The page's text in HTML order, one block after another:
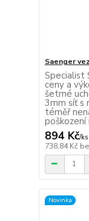
Saenger
Specialist
ceny a
šetrné
3mm síť s
téměř
poškození
894 Kč/ks
738,84 Kč
Novinka